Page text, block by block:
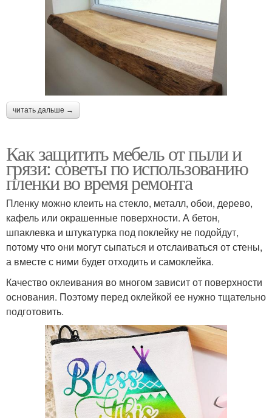
читать дальше →
Как защитить мебель от пыли и
грязи: советы по использованию
пленки во время ремонта
Пленку можно клеить на стекло, металл, обои, дерево,
кафель или окрашенные поверхности. А бетон,
шпаклевка и штукатурка под поклейку не подойдут,
потому что они могут сыпаться и отслаиваться от стены,
а вместе с ними будет отходить и самоклейка.
Качество оклеивания во многом зависит от поверхности
основания. Поэтому перед оклейкой ее нужно тщательно
подготовить.